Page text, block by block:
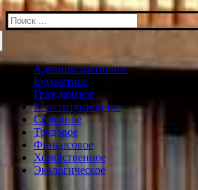
Искать:
Административное
Бюджетное
Гражданское
Конституционное
Семейное
Трудовое
Финансовое
Хозяйственное
Экологическое